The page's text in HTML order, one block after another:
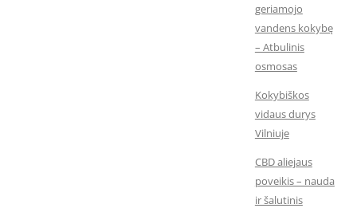
geriamojo
vandens kokybę
– Atbulinis
osmosas
Kokybiškos
vidaus durys
Vilniuje
CBD aliejaus
poveikis – nauda
ir šalutinis